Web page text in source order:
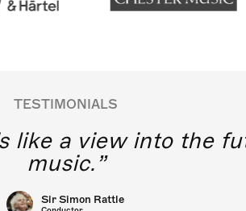
TESTIMONIALS
like a view into the
music.
Sir Simon Rattle